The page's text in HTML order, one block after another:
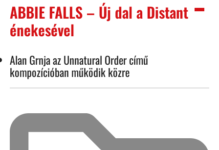
ABBIE FALLS – Új dal a Distant
énekesével
Alan Grnja az Unnatural Order című
kompozícióban működik közre